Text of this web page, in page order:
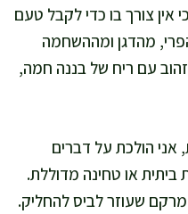
אין צורך בו כדי לקבל טעם
מהדגן ומההשחמה
עם ריח של בננה חמה,
הולכת על דברים
ביתית או טחינה מדוללת.
מרקם שעוזר לביס להחליק.